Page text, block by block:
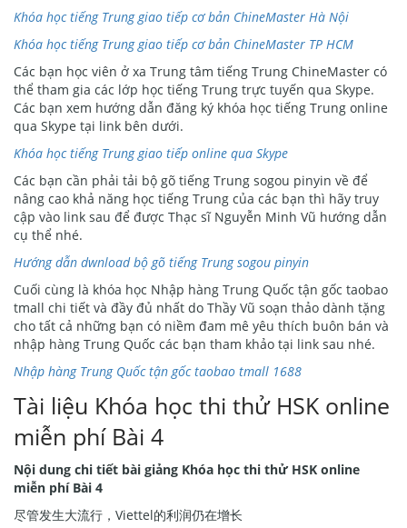
Khóa học tiếng Trung giao tiếp cơ bản ChineMaster Hà Nội
Khóa học tiếng Trung giao tiếp cơ bản ChineMaster TP HCM
Các bạn học viên ở xa Trung tâm tiếng Trung ChineMaster có
thể tham gia các lớp học tiếng Trung trực tuyến qua Skype.
Các bạn xem hướng dẫn đăng ký khóa học tiếng Trung online
qua Skype tại link bên dưới.
Khóa học tiếng Trung giao tiếp online qua Skype
Các bạn cần phải tải bộ gõ tiếng Trung sogou pinyin về để
nâng cao khả năng học tiếng Trung của các bạn thì hãy truy
cập vào link sau để được Thạc sĩ Nguyễn Minh Vũ hướng dẫn
cụ thể nhé.
Hướng dẫn dwnload bộ gõ tiếng Trung sogou pinyin
Cuối cùng là khóa học Nhập hàng Trung Quốc tận gốc taobao
tmall chi tiết và đầy đủ nhất do Thầy Vũ soạn thảo dành tặng
cho tất cả những bạn có niềm đam mê yêu thích buôn bán và
nhập hàng Trung Quốc các bạn tham khảo tại link sau nhé.
Nhập hàng Trung Quốc tận gốc taobao tmall 1688
Tài liệu Khóa học thi thử HSK online
miễn phí Bài 4
Nội dung chi tiết bài giảng Khóa học thi thử HSK online
miễn phí Bài 4
尽管发生大流行，Viettel的利润仍在增长